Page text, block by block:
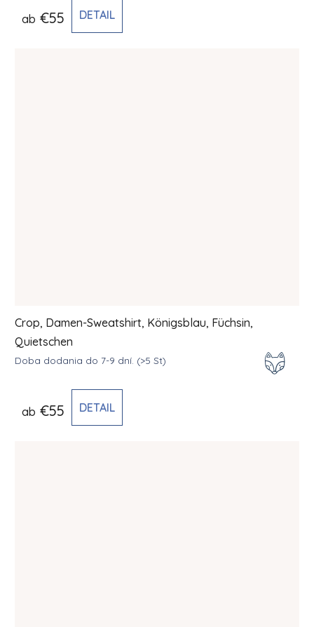
ab €55 DETAIL
Crop, Damen-Sweatshirt, Königsblau, Füchsin,
Quietschen
Doba dodania do 7-9 dní. (>5 St)
ab €55 DETAIL